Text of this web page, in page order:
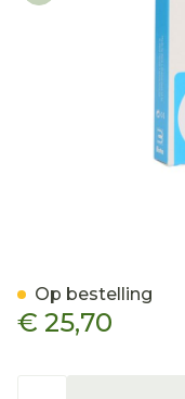
€ 25,70
Op bestelling